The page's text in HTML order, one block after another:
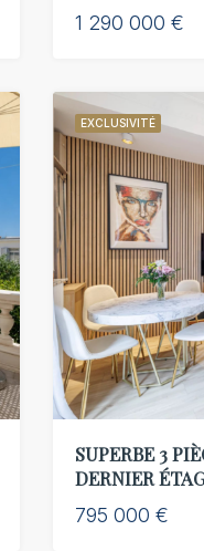
1 290 000 €
EXCLUSIVITÉ
SUPERBE 3
DERNIER
795 000 €